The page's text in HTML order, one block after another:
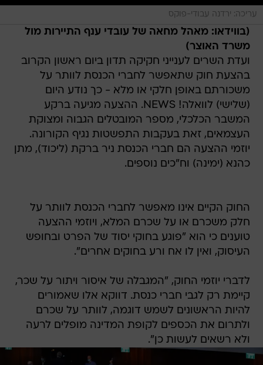
עריכה: ירדנה עבודי-פוקס
(בווידאו: מאהל מחאה של עובדי ענף התיירות מול
משרד האוצר)
ועדת השרים לענייני חקיקה תדון ביום ראשון הקרוב
בהצעת חוק שתאפשר לחברי הכנסת לוותר על
משכורתם באופן חלקי או מלא - כך נודע היום
(שלישי) לוואלה! NEWS. ההצעה מגיעה ברקע
המשבר הכלכלי, מספר המובטלים הגבוה ומצוקת
העצמאים, זאת בעקבות התפשטות נגיף הקורונה.
יוזמי ההצעה הם חברי הכנסת ניר ברקת (ליכוד), מתן
כהנא (ימינה) וח"כים נוספים.
החוק הקיים אינו מאפשר לחברי הכנסת לוותר על
חלק משכרם או על שכרם המלא, ויוזמי ההצעה
טוענים כי הוא "פוגע בחוקי יסוד של הפרט ובחופש
העיסוק, ואין לו אח ורע בחוקים אחרים".
לדברי יוזמי החוק, "המגבלה של איסור ויתור על שכר,
קיימת רק לגבי חברי כנסת. דווקא אלו שאמורים
להיות הראשונים לשמש דוגמה, לוותר על שכרם
ולתרום את הכספים לקופת המדינה מופלים לרעה
ולא רשאים לעשות כן".